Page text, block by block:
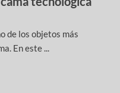
de los objetos más
En este ...